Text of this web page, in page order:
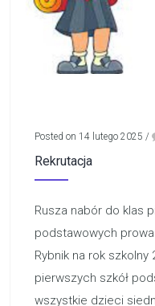
Posted on 14 lutego 2025 /
Rekrutacja
Rusza nabór do klas
podstawowych
Rybnik na rok szkolny
pierwszych szkół
wszystkie dzieci